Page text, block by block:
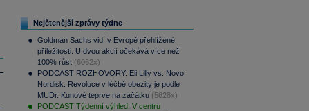
Nejčtenější zprávy týdne
Goldman Sachs vidí v Evropě přehlížené
příležitosti. U dvou akcií očekává více než
100% růst (6062x)
PODCAST ROZHOVORY: Eli Lilly vs. Novo
Nordisk. Revoluce v léčbě obezity je podle
MUDr. Kunové teprve na začátku (5628x)
PODCAST Týdenní výhled: V centru